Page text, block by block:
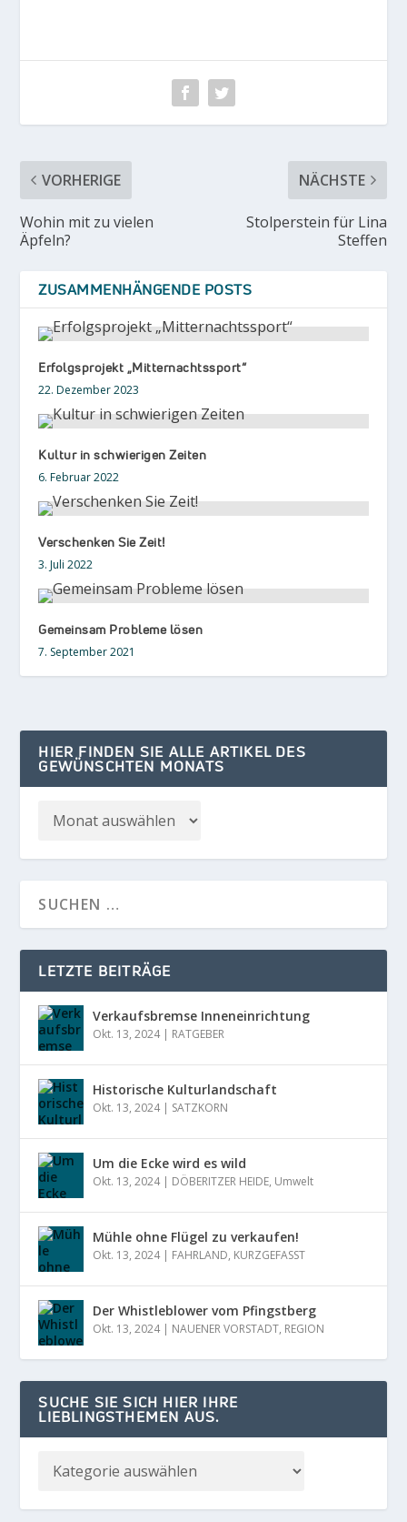
VORHERIGE
Wohin mit zu vielen
Äpfeln?
NÄCHSTE
Stolperstein für Lina
Steffen
ZUSAMMENHÄNGENDE POSTS
Erfolgsprojekt „Mitternachtssport“
22. Dezember 2023
Kultur in schwierigen Zeiten
6. Februar 2022
Verschenken Sie Zeit!
3. Juli 2022
Gemeinsam Probleme lösen
7. September 2021
HIER FINDEN SIE ALLE ARTIKEL DES
GEWÜNSCHTEN MONATS
LETZTE BEITRÄGE
Verkaufsbremse Inneneinrichtung
Okt. 13, 2024| RATGEBER
Historische Kulturlandschaft
Okt. 13, 2024| SATZKORN
Um die Ecke wird es wild
Okt. 13, 2024| DÖBERITZER HEIDE, Umwelt
Mühle ohne Flügel zu verkaufen!
Okt. 13, 2024| FAHRLAND, KURZGEFASST
Der Whistleblower vom Pfingstberg
Okt. 13, 2024| NAUENER VORSTADT, REGION
SUCHE SIE SICH HIER IHRE
LIEBLINGSTHEMEN AUS.